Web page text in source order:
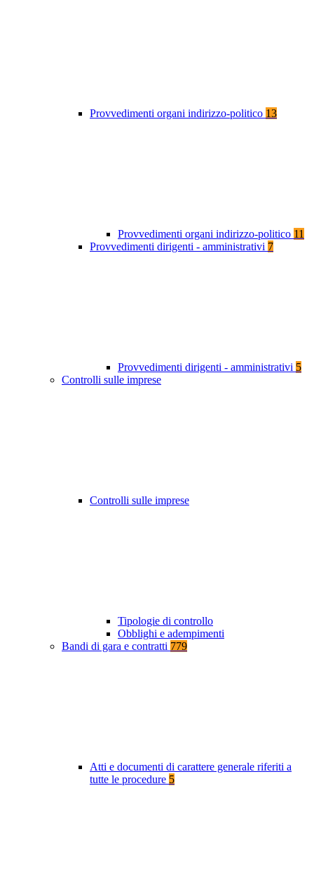
Provvedimenti organi indirizzo-politico 13
Provvedimenti organi indirizzo-politico 11
Provvedimenti dirigenti - amministrativi 7
Provvedimenti dirigenti - amministrativi 5
Controlli sulle imprese
Controlli sulle imprese
Tipologie di controllo
Obblighi e adempimenti
Bandi di gara e contratti 779
Atti e documenti di carattere generale riferiti a
tutte le procedure 5